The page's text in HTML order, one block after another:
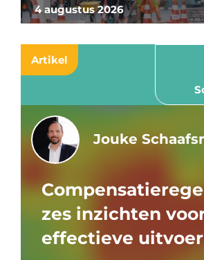
4 augustus 2026
Artikel
Jouke
zes inzichten
effectieve